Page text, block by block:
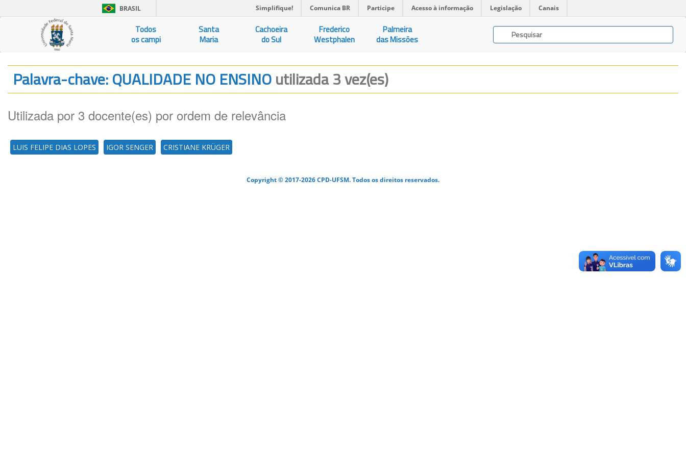
BRASIL Simplifique! Comunica BR Participe Acesso à informação Legislação Canais
Todos
os campi
Santa
Maria
Cachoeira
do Sul
Frederico
Westphalen
Palmeira
das Missões
Palavra-chave: QUALIDADE NO ENSINOutilizada 3 vez(es)
Utilizada por 3 docente(es) por ordem de relevância
LUIS FELIPE DIAS LOPES IGOR SENGER CRISTIANE KRÜGER
Copyright © 2017-2026 CPD-UFSM. Todos os direitos reservados.